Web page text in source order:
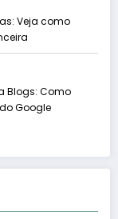
Veja como
Blogs: Como
Google